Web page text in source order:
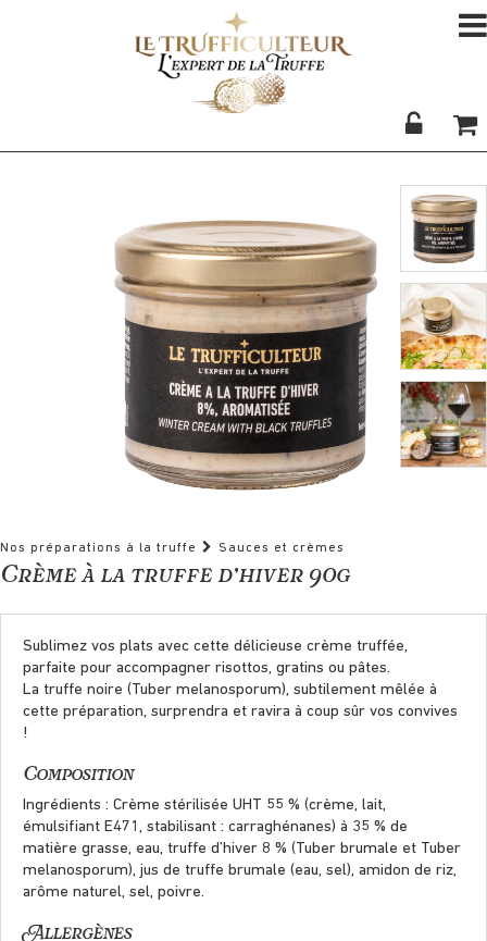
Nos préparations à la truffe Sauces et crèmes
Crème à la truffe d’hiver 90g
Sublimez vos plats avec cette délicieuse crème truffée,
parfaite pour accompagner risottos, gratins ou pâtes.
La truffe noire (Tuber melanosporum), subtilement mêlée à
cette préparation, surprendra et ravira à coup sûr vos convives
!
Composition
Ingrédients : Crème stérilisée UHT 55 % (crème, lait,
émulsifiant E471, stabilisant : carraghénanes) à 35 % de
matière grasse, eau, truffe d’hiver 8 % (Tuber brumale et Tuber
melanosporum), jus de truffe brumale (eau, sel), amidon de riz,
arôme naturel, sel, poivre.
Allergènes